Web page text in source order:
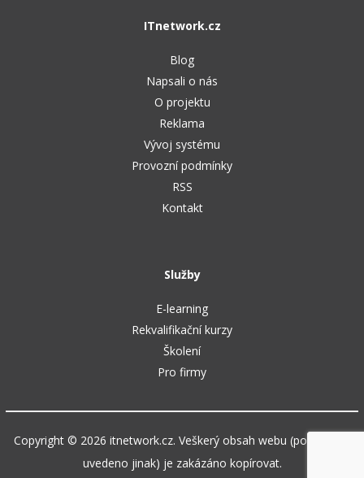
ITnetwork.cz
Blog
Napsali o nás
O projektu
Reklama
Vývoj systému
Provozní podmínky
RSS
Kontakt
Služby
E-learning
Rekvalifikační kurzy
Školení
Pro firmy
Copyright © 2026 itnetwork.cz. Veškerý obsah webu (pokud není
uvedeno jinak) je zakázáno kopírovat.